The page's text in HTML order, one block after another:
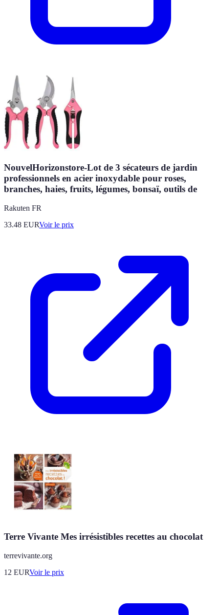
NouvelHorizonstore-Lot de 3 sécateurs de jardin
professionnels en acier inoxydable pour roses,
branches, haies, fruits, légumes, bonsaï, outils de
Rakuten FR
33.48 EURVoir le prix
Terre Vivante Mes irrésistibles recettes au chocolat
terrevivante.org
12 EURVoir le prix